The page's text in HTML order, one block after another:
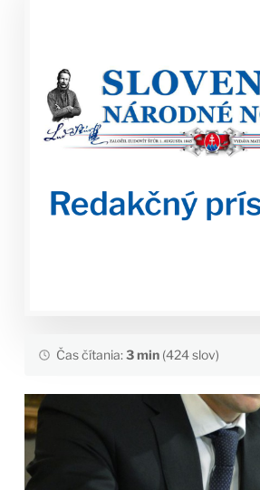
Čas čítania:3 min(424 slov)